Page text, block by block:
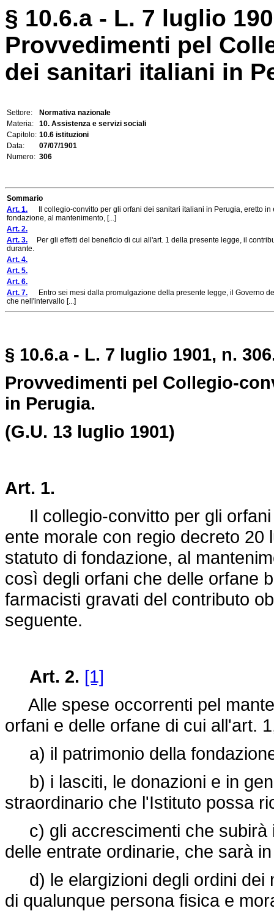
§ 10.6.a - L. 7 luglio
Provvedimenti pel
dei sanitari italiani in
Settore:
Normativa nazionale
Materia:
10. Assistenza e servizi sociali
Capitolo: 10.6 istituzioni
Data:
07/07/1901
Numero: 306
Sommario
Art. 1. Il collegio-convitto per gli orfani dei sanitari italiani in Perugia, eretto in
fondazione, al mantenimento, [...]
Art. 2.
Art. 3. Per gli effetti del beneficio di cui all'art. 1 della presente legge, il
durante.
Art. 4.
Art. 5.
Art. 6.
Art. 7. Entro sei mesi dalla promulgazione della presente legge, il Governo
che nell'intervallo [...]
§ 10.6.a - L. 7 luglio 1901, n.
Provvedimenti pel Collegio-
in Perugia.
(G.U. 13 luglio 1901)
Art. 1.
Il collegio-convitto per gli orfani
ente morale con regio decreto
statuto di fondazione, al
così degli orfani che delle orfane
farmacisti gravati del contributo
seguente.
Art. 2. [1]
Alle spese occorrenti pel
orfani e delle orfane di cui all'art.
a) il patrimonio della
b) i lasciti, le donazioni e in
straordinario che l'Istituto possa
c) gli accrescimenti che subirà
delle entrate ordinarie, che sarà
d) le elargizioni degli ordini dei
di qualunque persona fisica e